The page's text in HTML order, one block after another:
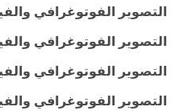
التصوير الفوتوغرافي
التصوير الفوتوغرافي
التصوير الفوتوغرافي
التصوير الفوتوغرافي